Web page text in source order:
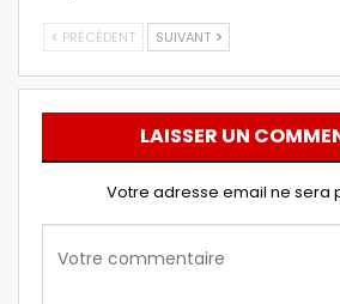
PRÉCÉDENT SUIVANT
LAISSER UN
Votre adresse email ne sera